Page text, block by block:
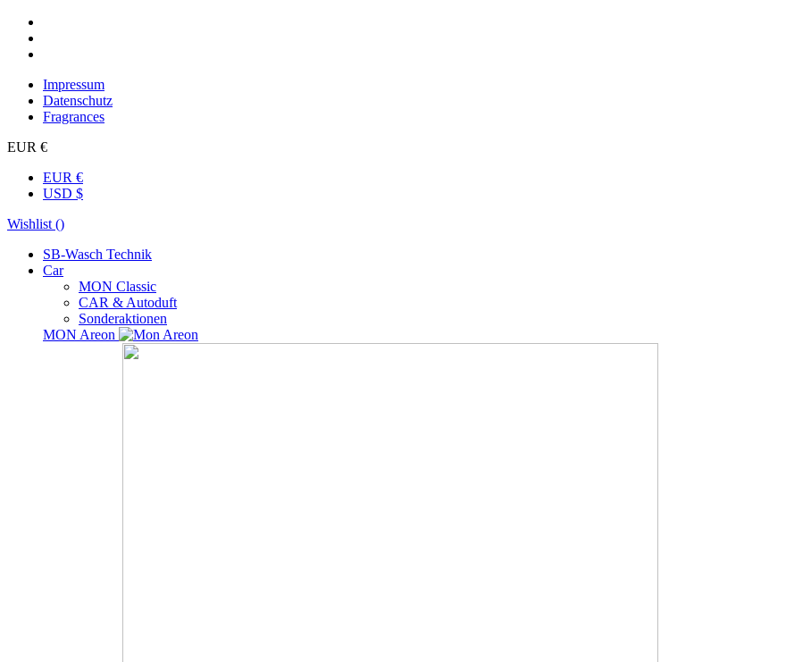
Impressum
Datenschutz
Fragrances
EUR €
EUR €
USD $
Wishlist ()
SB-Wasch Technik
Car
MON Classic
CAR & Autoduft
Sonderaktionen
MON Areon